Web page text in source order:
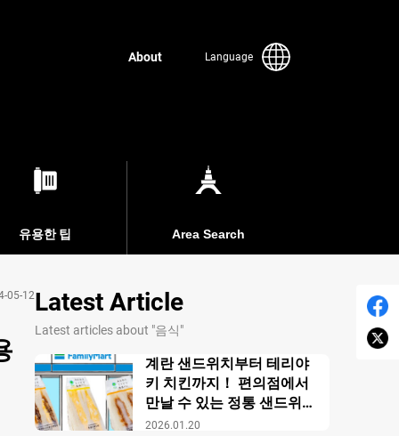
About Language
유용한 팁 Area Search
05-12Latest Article
Latest articles about "음식"
2026.01.20
계란 샌드위치부터 테리야
키 치킨까지！ 편의점에서
만날 수 있는 정통 샌드위치
【패밀리마트】